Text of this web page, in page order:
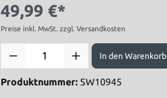
49,99 €*
Preise inkl. MwSt. zzgl. Versandkosten
In den Warenkorb
Produktnummer: SW10945